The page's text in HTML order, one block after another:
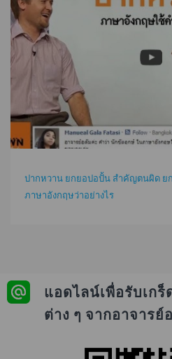
ปากหวาน ยกยอปอปั้น สำคัญตนผิด ยก
ภาษาอังกฤษว่าอย่างไร
แอดไลน์เพื่อรับเก
ต่าง ๆ จากอาจารย์